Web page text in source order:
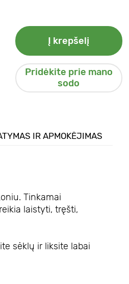
Į krepšelį
Pridėkite prie mano
sodo
IR APMOKĖJIMAS
Tinkamai
laistyti, tręšti,
sėklų ir liksite labai